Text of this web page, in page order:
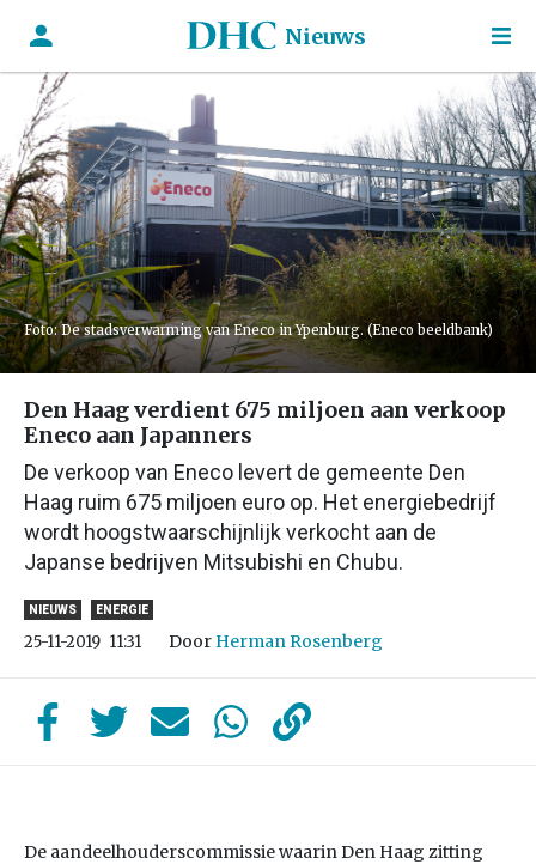
Nieuws
Foto: De stadsverwarming van Eneco in Ypenburg. (Eneco beeldbank)
Den Haag verdient 675 miljoen aan verkoop
Eneco aan Japanners
De verkoop van Eneco levert de gemeente Den
Haag ruim 675 miljoen euro op. Het energiebedrijf
wordt hoogstwaarschijnlijk verkocht aan de
Japanse bedrijven Mitsubishi en Chubu.
NIEUWS ENERGIE
25-11-2019 11:31 Door Herman Rosenberg
De aandeelhouderscommissie waarin Den Haag zitting